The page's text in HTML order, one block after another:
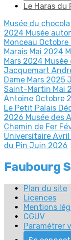
Le Haras
Musée du
2024 Musée
Monceau
Marais Mai 2024
Mars 2024
Jacquemart
Dame Mars 2025
Saint-Martin Mai
Antoine Octobre
Le Petit Palais
2026 Musée des
Chemin de Fer
Universitaire
du Pin Juin 2026
Faubourg
Plan du site
Licences
Mentions
CGUV
Paramétrer